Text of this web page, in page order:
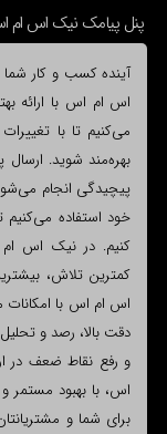
پنل پیامک نیک اس ام اس با 17
آینده کسب و کار
اس ام اس با ارائه
می‌کنیم تا با
بهره‌مند شوید.
پیچیدگی انجام
خود استفاده
کمترین تلاش،
اس ام اس با امکانات
دقت بالا، رصد و
و رفع نقاط ضعف در
اس، با بهبود مستمر
برای شما و